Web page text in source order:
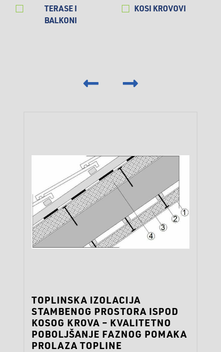
TERASE I
BALKONI
KOSI KROVOVI
TOPLINSKA IZOLACIJA
STAMBENOG PROSTORA ISPOD
KOSOG KROVA – KVALITETNO
POBOLJŠANJE FAZNOG POMAKA
PROLAZA TOPLINE